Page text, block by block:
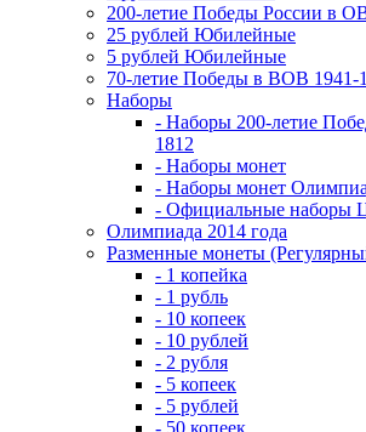
200-летие Победы России в
25 рублей Юбилейные
5 рублей Юбилейные
70-летие Победы в ВОВ 1941-
Наборы
- Наборы 200-летие
1812
- Наборы монет
- Наборы монет
- Официальные наборы
Олимпиада 2014 года
Разменные монеты
- 1 копейка
- 1 рубль
- 10 копеек
- 10 рублей
- 2 рубля
- 5 копеек
- 5 рублей
- 50 копеек